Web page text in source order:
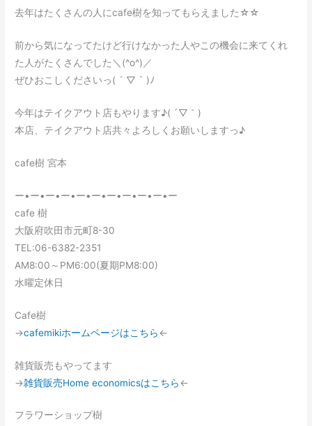
去年はたくさんの人にcafe樹を知ってもらえました☆☆
前から気になってたけど行けなかった人やこの機会に来てくれ
た人がたくさんでした＼(^o^)／
ぜひおこしくださいっ( ´ ▽ ` )ﾉ
今年はテイクアウト店もやります♪( ´▽｀)
本店、テイクアウト店共々よろしくお願いしますっ♪
cafe樹 宮本
ー•ー•ー•ー•ー•ー•ー•ー•ー•ー•ー
cafe 樹
大阪府吹田市元町8-30
TEL:06-6382-2351
AM8:00～PM6:00(夏期PM8:00)
水曜定休日
Cafe樹
→cafemikiホームページはこちら←
雑貨販売もやってます
→雑貨販売Home economicsはこちら←
フラワーショップ樹